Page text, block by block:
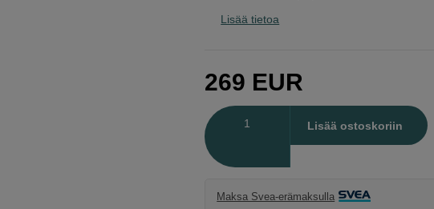
Lisää tietoa
269 EUR
Lisää ostoskoriin
Maksa Svea-erämaksulla